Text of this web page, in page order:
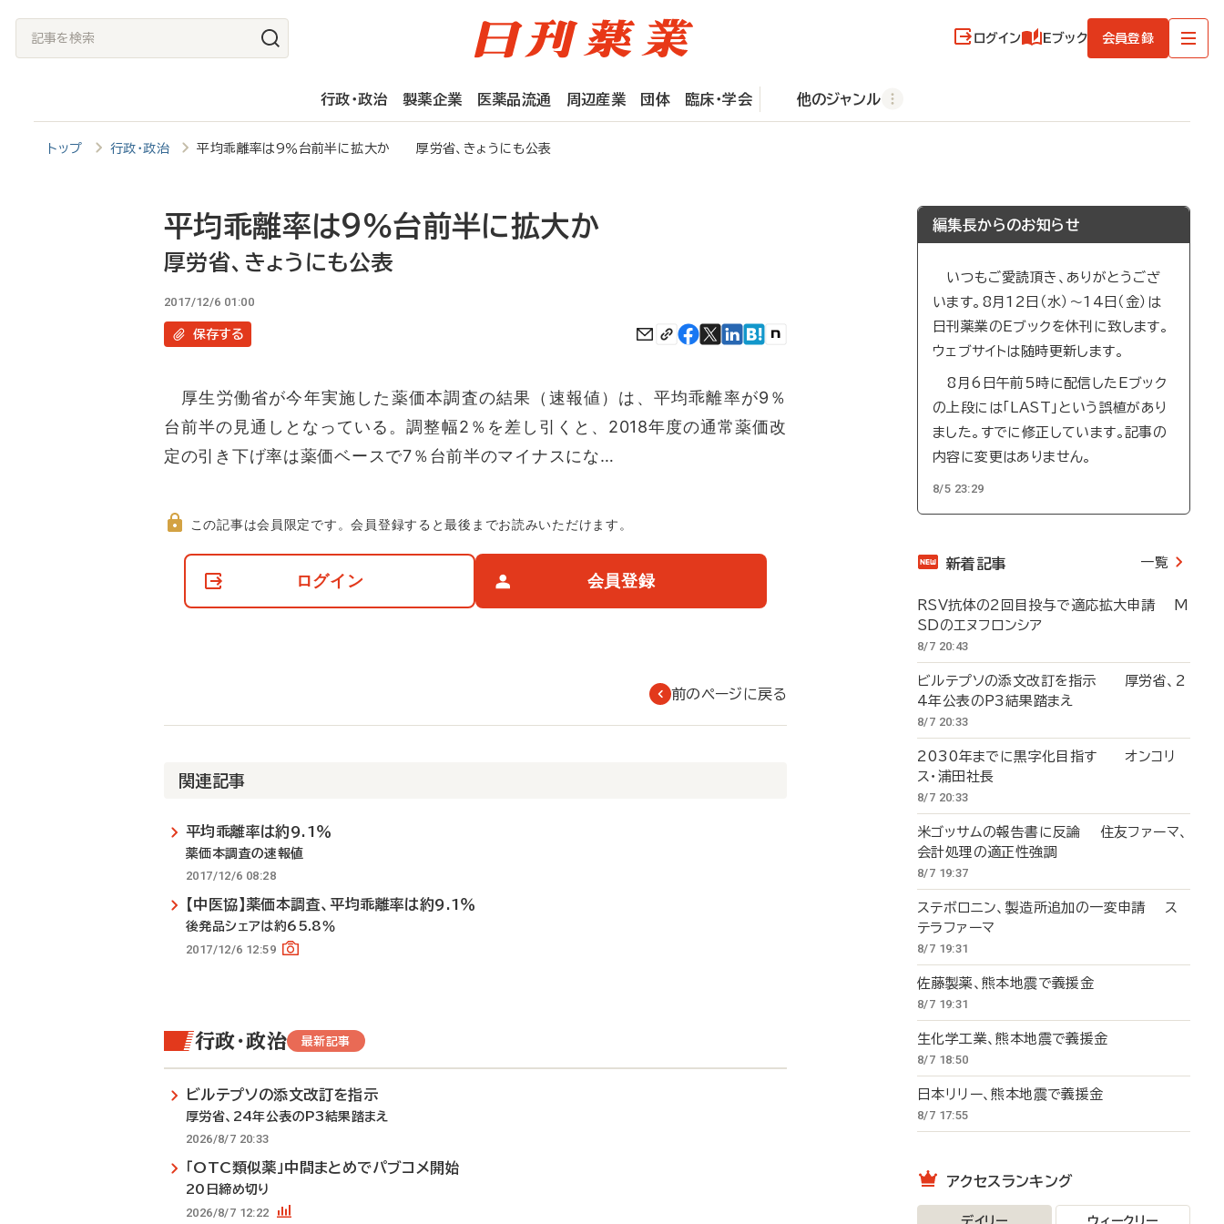
記
事
ログイン Eブック 会員登録
行政・政治 製薬企業 医薬品流通 周辺産業 団体 臨床・学会 他のジャンル
トップ 行政・政治 平均乖離率は9％台前半に拡大か 厚労省、きょうにも公表
平均乖離率は9％台前半に拡大か
厚労省、きょうにも公表
2017/12/6 01:00
保存する
厚生労働省が今年実施した薬価本調査の結果（速報値）は、平均乖離率が9％
台前半の見通しとなっている。調整幅2％を差し引くと、2018年度の通常薬価改
定の引き下げ率は薬価ベースで7％台前半のマイナスにな…
て
この記事は会員限定です。会員登録すると最後までお読みいただけます。
ログイン 会員登録
前のページに戻る
関連記事
平均乖離率は約9.1％
薬価本調査の速報値
2017/12/6 08:28
【中医協】薬価本調査、平均乖離率は約9.1％
後発品シェアは約65.8％
2017/12/6 12:59
行政・政治 最新記事
ビルテプソの添文改訂を指示
厚労省、24年公表のP3結果踏まえ
2026/8/7 20:33
「OTC類似薬」中間まとめでパブコメ開始
20日締め切り
2026/8/7 12:22
編集長からのお知らせ
いつもご愛読頂き、ありがとうござ
います。8月12日（水）～14日（金）は
日刊薬業のEブックを休刊に致します。
ウェブサイトは随時更新します。
8月6日午前5時に配信したEブック
の上段には「LAST」という誤植があり
ました。すでに修正しています。記事の
内容に変更はありません。
8/5 23:29
新着記事 一覧
RSV抗体の2回目投与で適応拡大申請 M
SDのエヌフロンシア
8/7 20:43
ビルテプソの添文改訂を指示 厚労省、2
4年公表のP3結果踏まえ
8/7 20:33
2030年までに黒字化目指す オンコリ
ス・浦田社長
8/7 20:33
米ゴッサムの報告書に反論 住友ファーマ、
会計処理の適正性強調
8/7 19:37
ステボロニン、製造所追加の一変申請 ス
テラファーマ
8/7 19:31
佐藤製薬、熊本地震で義援金
8/7 19:31
生化学工業、熊本地震で義援金
8/7 18:50
日本リリー、熊本地震で義援金
8/7 17:55
アクセスランキング
デイリー ウィークリー